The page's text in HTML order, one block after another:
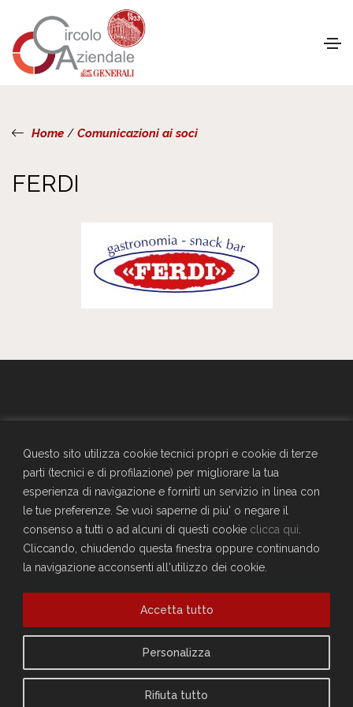
Questo sito utilizza cookie tecnici propri e cookie di terze
parti (tecnici e di profilazione) per migliorare la tua
esperienza di navigazione e fornirti un servizio in linea con
le tue preferenze. Se vuoi saperne di piu' o negare il
consenso a tutti o ad alcuni di questi cookie clicca qui
Cliccando, chiudendo questa finestra oppure continuando
la navigazione acconsenti all'utilizzo dei cookie.
Personalizza
Rifiuta tutto
Accetta tutto
Home/ Comunicazioni ai soci
FERDI
SEDE SOCIALE
Largo Don Bonifacio 1, 34125 Trieste
Telefono: 040671198
CF. 90025330326
craltrieste@generali.com
Vuoi diventare socio del Circolo?
Sei già socio?
Compila il form per richiedere la registrazione al sito
Accedi
Privacy Policy
Cookie Policy